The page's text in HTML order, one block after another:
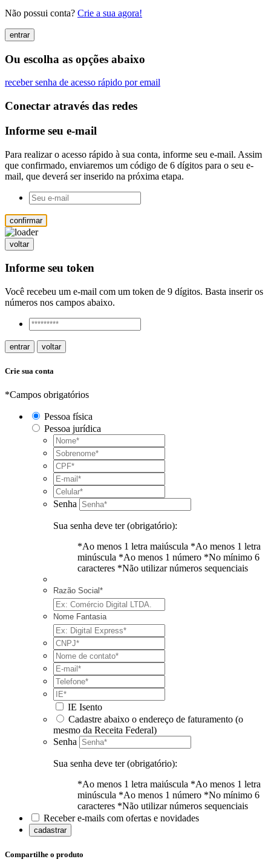
Não possui conta? Crie a sua agora!
entrar
Ou escolha as opções abaixo
receber senha de acesso rápido por email
Conectar através das redes
Informe seu e-mail
Para realizar o acesso rápido à sua conta, informe seu e-mail. Assim
que confirmado, enviaremos um código de 6 dígitos para o seu e-
mail, que deverá ser inserido na próxima etapa.
confirmar
voltar
Informe seu token
Você recebeu um e-mail com um token de 9 dígitos. Basta inserir os
números nos campos abaixo.
entrar voltar
Crie sua conta
*Campos obrigatórios
Pessoa física
Pessoa jurídica
Senha
Sua senha deve ter (obrigatório):
*Ao menos 1 letra maiúscula *Ao menos 1 letra
minúscula *Ao menos 1 número *No mínimo 6
caracteres *Não utilizar números sequenciais
Razão Social*
Nome Fantasia
IE Isento
Cadastre abaixo o endereço de faturamento (o
mesmo da Receita Federal)
Senha
Sua senha deve ter (obrigatório):
*Ao menos 1 letra maiúscula *Ao menos 1 letra
minúscula *Ao menos 1 número *No mínimo 6
caracteres *Não utilizar números sequenciais
Receber e-mails com ofertas e novidades
cadastrar
Compartilhe o produto